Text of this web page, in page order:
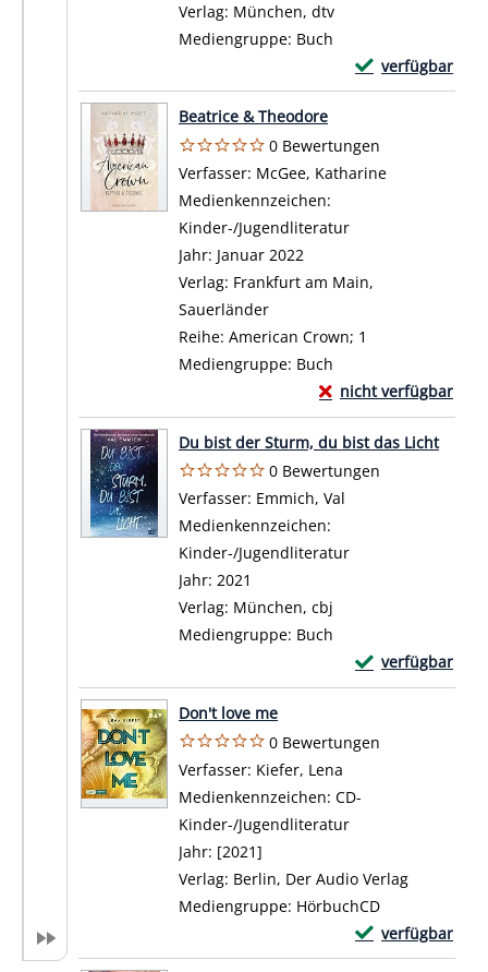
Verlag: München, dtv
Mediengruppe: Buch
verfügbar
Exemplar-
Zum Download
Beatrice & Theodore
0 Bewertungen
Verfasser: McGee, Katharine
Medienkennzeichen:
Kinder-/Jugendliteratur
Jahr: Januar 2022
Verlag: Frankfurt am Main,
Sauerländer
Reihe: American Crown; 1
Mediengruppe: Buch
nicht verfügbar
Exemplar-Details
Zum Download von
Du bist der Sturm, du bist das Licht
0 Bewertungen
Verfasser: Emmich, Val
Medienkennzeichen:
Kinder-/Jugendliteratur
Jahr: 2021
Verlag: München, cbj
Mediengruppe: Buch
verfügbar
Exemplar-
Zum Download
Don't love me
0 Bewertungen
Verfasser: Kiefer, Lena
Medienkennzeichen: CD-
Kinder-/Jugendliteratur
Jahr: [2021]
Verlag: Berlin, Der Audio Verlag
Mediengruppe: HörbuchCD
verfügbar
Exemplar-
Zum Download